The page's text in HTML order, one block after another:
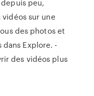
peu,
sur une
des photos et
Explore. -
des vidéos plus